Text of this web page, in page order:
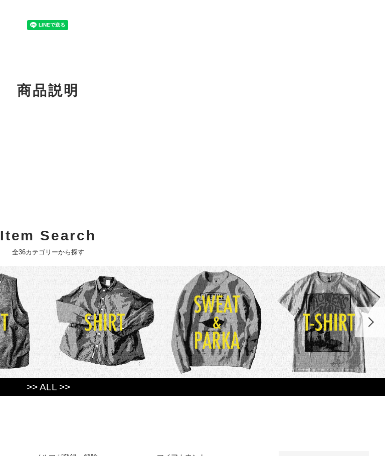
商品説明
Item Search
全36カテゴリーから探す
>> ALL >>